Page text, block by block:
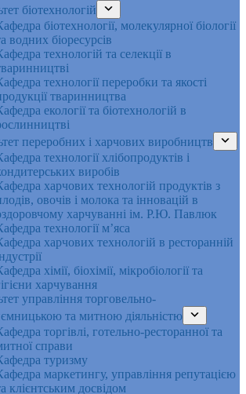
біотехнологій
біотехнології, молекулярної біології
водних біоресурсів
технологій та селекції в
технології переробки та якості
тваринництва
екології та біотехнологій в
переробних і харчових виробництв
технології хлібопродуктів і
виробів
харчових технологій продуктів з
овочів і молока та інновацій в
харчуванні ім. Р.Ю. Павлюк
технології м’яса
харчових технологій в ресторанній
хімії, біохімії, мікробіології та
харчування
управління торговельно-
та митною діяльністю
торгівлі, готельно-ресторанної та
справи
туризму
маркетингу, управління репутацією
клієнтським досвідом